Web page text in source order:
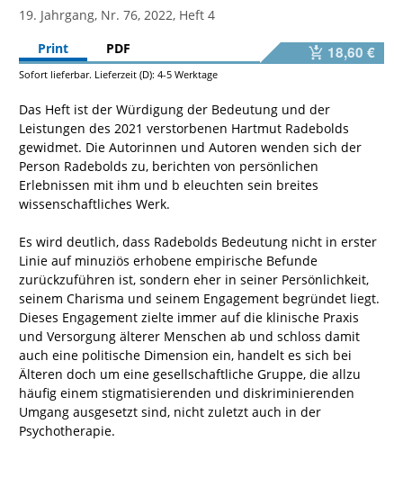
19. Jahrgang, Nr. 76, 2022, Heft 4
Print
PDF 18,60 €
Sofort lieferbar. Lieferzeit (D): 4-5 Werktage
Das Heft ist der Würdigung der Bedeutung und der
Leistungen des 2021 verstorbenen Hartmut Radebolds
gewidmet. Die Autorinnen und Autoren wenden sich der
Person Radebolds zu, berichten von persönlichen
Erlebnissen mit ihm und b eleuchten sein breites
wissenschaftliches Werk.
Es wird deutlich, dass Radebolds Bedeutung nicht in erster
Linie auf minuziös erhobene empirische Befunde
zurückzuführen ist, sondern eher in seiner Persönlichkeit,
seinem Charisma und seinem Engagement begründet liegt.
Dieses Engagement zielte immer auf die klinische Praxis
und Versorgung älterer Menschen ab und schloss damit
auch eine politische Dimension ein, handelt es sich bei
Älteren doch um eine gesellschaftliche Gruppe, die allzu
häufig einem stigmatisierenden und diskriminierenden
Umgang ausgesetzt sind, nicht zuletzt auch in der
Psychotherapie.